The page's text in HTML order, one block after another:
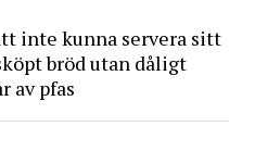
inte kunna servera sitt
bröd utan dåligt
av pfas